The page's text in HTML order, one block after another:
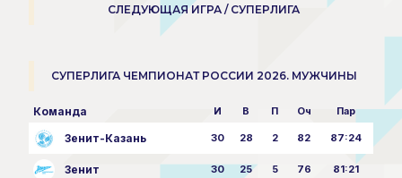
СЛЕДУЮЩАЯ ИГРА / СУПЕРЛИГА
СУПЕРЛИГА ЧЕМПИОНАТ РОССИИ 2026. МУЖЧИНЫ
Команда И В П Оч Пар
Зенит-Казань 30 28 2 82 87:24
Зенит 30 25 5 76 81:21